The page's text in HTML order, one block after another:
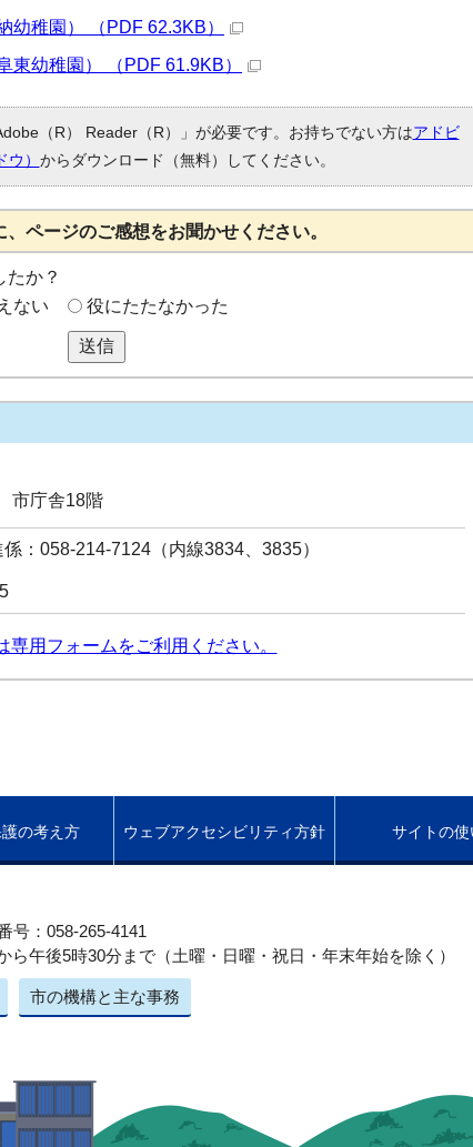
稚園） （PDF 62.3KB）
幼稚園） （PDF 61.9KB）
（R） Reader（R）」が必要です。お持ちでない方はアドビ
） からダウンロード（無料）してください。
ページのご感想をお聞かせください。
たか？
ない 役にたたなかった
送信
市庁舎18階
：058-214-7124（内線3834、3835）
用フォームをご利用ください。
の考え方 ウェブアクセシビリティ方針 サイトの使
号：058-265-4141
午後5時30分まで（土曜・日曜・祝日・年末年始を除く）
市の機構と主な事務